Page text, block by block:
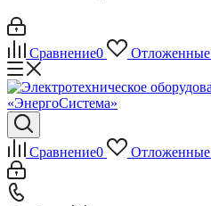
Сравнение0 Отложенные
Сравнение0 Отложенные